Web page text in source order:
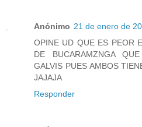
Anónimo 21 de enero de
OPINE UD QUE ES PEOR
DE BUCARAMZNGA
GALVIS PUES AMBOS
JAJAJA
Responder